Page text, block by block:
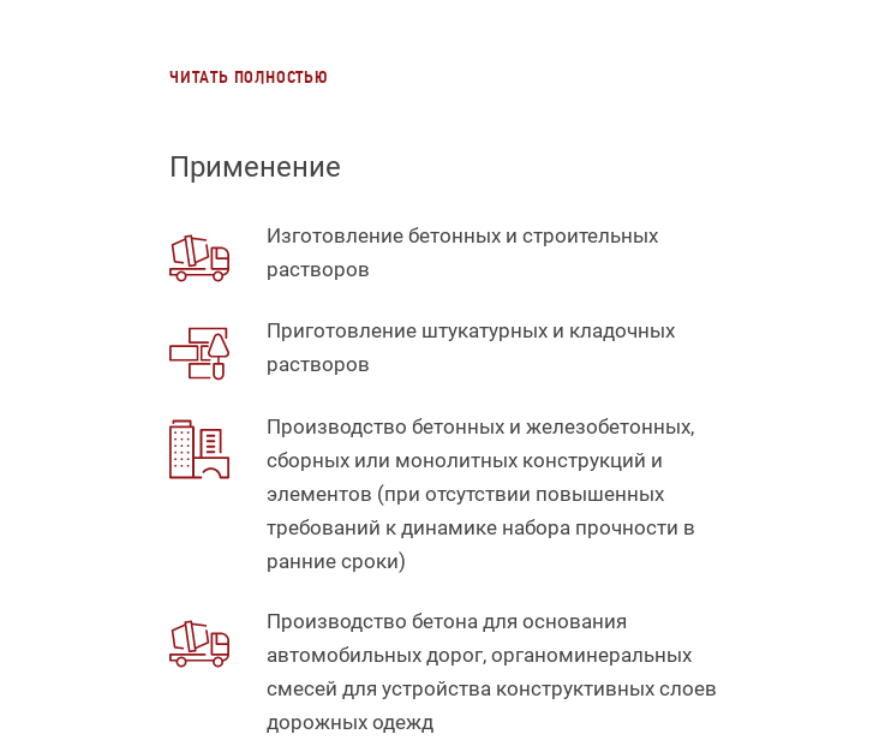
ЧИТАТЬ ПОЛНОСТЬЮ
Применение
Изготовление бетонных и строительных
растворов
Приготовление штукатурных и кладочных
растворов
Производство бетонных и железобетонных,
сборных или монолитных конструкций и
элементов (при отсутствии повышенных
требований к динамике набора прочности в
ранние сроки)
Производство бетона для основания
автомобильных дорог, органоминеральных
смесей для устройства конструктивных слоев
дорожных одежд